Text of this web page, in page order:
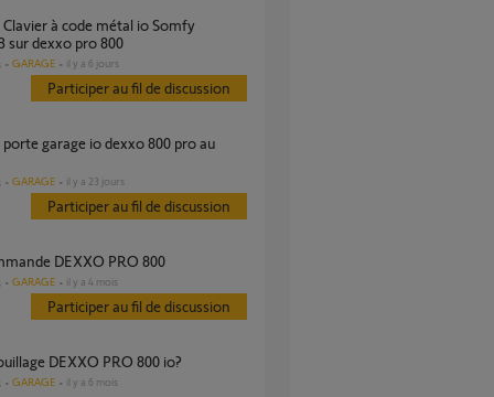
sur dexxo pro 800
GARAGE il y a 6 jours
Participer au fil de discussion
GARAGE il y a 23 jours
Participer au fil de discussion
DEXXO PRO 800
GARAGE il y a 4 mois
Participer au fil de discussion
DEXXO PRO 800 io?
GARAGE il y a 6 mois